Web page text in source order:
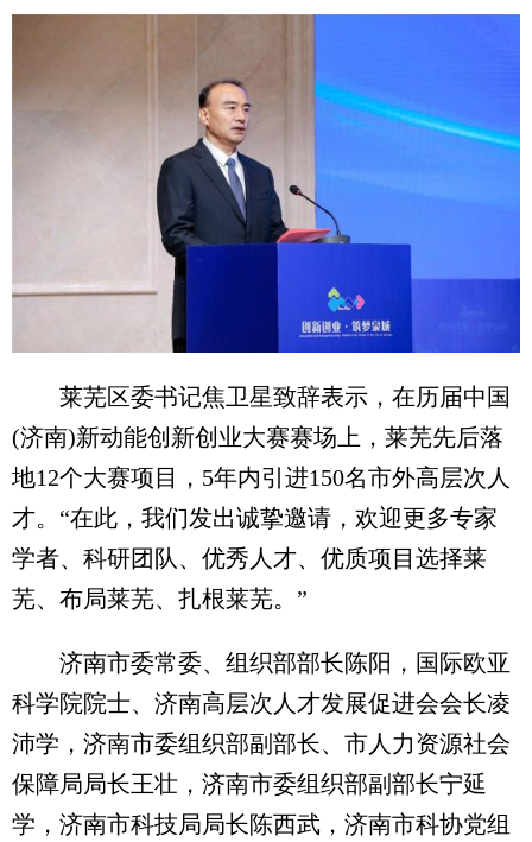
莱芜区委书记焦卫星致辞表示，在历届中国
(济南)新动能创新创业大赛赛场上，莱芜先后落
地12个大赛项目，5年内引进150名市外高层次人
才。“在此，我们发出诚挚邀请，欢迎更多专家
学者、科研团队、优秀人才、优质项目选择莱
芜、布局莱芜、扎根莱芜。”
济南市委常委、组织部部长陈阳，国际欧亚
科学院院士、济南高层次人才发展促进会会长凌
沛学，济南市委组织部副部长、市人力资源社会
保障局局长王壮，济南市委组织部副部长宁延
学，济南市科技局局长陈西武，济南市科协党组